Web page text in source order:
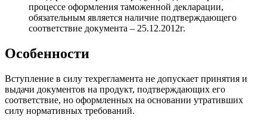
процессе оформления таможенной декларации,
обязательным является наличие подтверждающего
соответствие документа – 25.12.2012г.
Особенности
Вступление в силу техрегламента не допускает принятия и
выдачи документов на продукт, подтверждающих его
соответствие, но оформленных на основании утративших
силу нормативных требований.